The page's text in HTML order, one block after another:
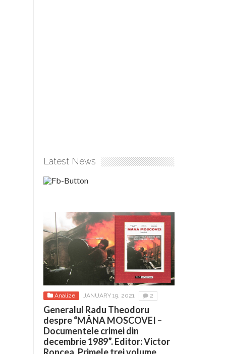
Latest News
Analize JANUARY 19, 2021 2
Generalul Radu Theodoru
despre “MÂNA MOSCOVEI –
Documentele crimei din
decembrie 1989”. Editor: Victor